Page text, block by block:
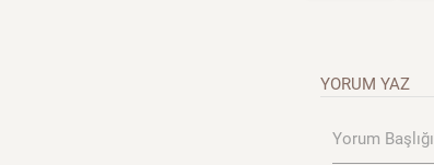
YORUM YAZ
Yorum Başlığı